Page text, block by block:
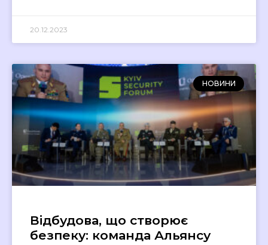
20.12.2023
НОВИНИ
Відбудова, що створює
безпеку: команда Альянсу